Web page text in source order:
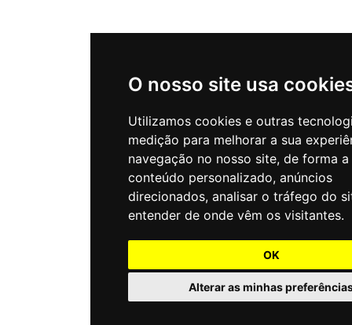
O nosso site usa
Utilizamos cookies e outras
medição para melhorar a sua
navegação no nosso site, de forma
conteúdo personalizado, anúncios
direcionados, analisar o tráfego do
entender de onde vêm os visitantes.
OK
Alterar as minhas